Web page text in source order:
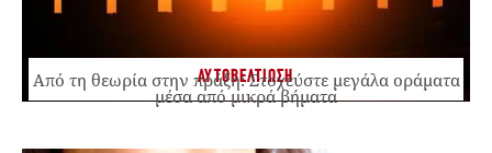
ΑΥΤΟΒΕΛΤΙΩΣΗ
Από τη θεωρία στην πράξη: Στοχεύστε μεγάλα οράματα
μέσα από μικρά βήματα